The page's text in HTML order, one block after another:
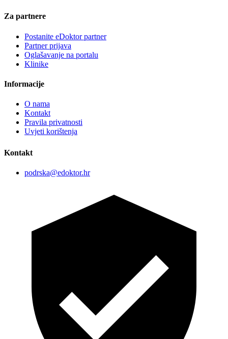
Za partnere
Postanite eDoktor partner
Partner prijava
Oglašavanje na portalu
Klinike
Informacije
O nama
Kontakt
Pravila privatnosti
Uvjeti korištenja
Kontakt
podrska@edoktor.hr